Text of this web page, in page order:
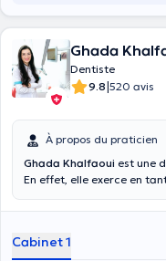
Ghada
Dentiste
9.8|520 avis
À propos du praticien
Ghada Khalfaoui est une
En effet, elle exerce en
prothèses partielles
Ghada Khalfaoui a déjà
Cabinet 1